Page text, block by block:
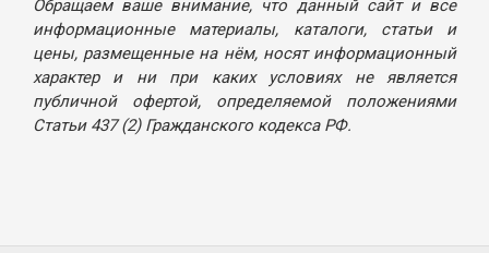
Обращаем ваше внимание, что данный сайт и все
информационные материалы, каталоги, статьи и
цены, размещенные на нём, носят информационный
характер и ни при каких условиях не является
публичной офертой, определяемой положениями
Статьи 437 (2) Гражданского кодекса РФ.